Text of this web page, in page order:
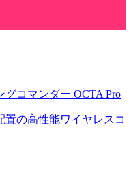
コマンダー OCTA Pro
の高性能ワイヤレスコ